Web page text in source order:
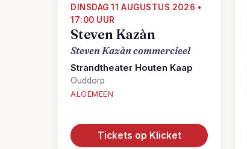
DINSDAG 11 AUGUSTUS 2026 •
17:00 UUR
Steven Kazàn
Steven Kazàn commercieel
Strandtheater Houten Kaap
Ouddorp
ALGEMEEN
Tickets op Klicket